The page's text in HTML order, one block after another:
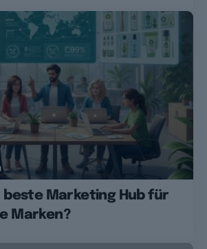
beste Marketing Hub für
Marken?